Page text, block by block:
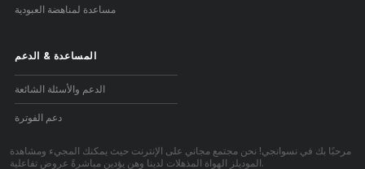
مساعدة لمناهضة العبودية
المساعدة & الدعم
الدعم والأسئلة الشائعة
دعم الفوترة
مرحبًا بك في نسوانجي! نحن مجتمع مجاني على الإنترنت حيث يمكنك المجيء ومشاهدة
الموديلز الهواة المذهلات لدينا وهن يؤدين مباشرةً عروض تفاعلية.